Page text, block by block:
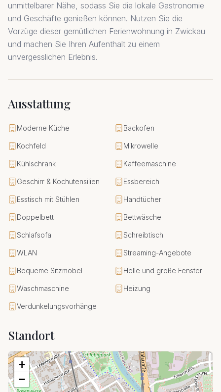
unmittelbarer Nähe, sodass Sie die lokale Gastronomie
und Geschäfte genießen können. Nutzen Sie die
Vorzüge dieser gemütlichen Ferienwohnung in Zwickau
und machen Sie Ihren Aufenthalt zu einem
unvergesslichen Erlebnis.
Ausstattung
Moderne Küche Backofen
Kochfeld Mikrowelle
Kühlschrank Kaffeemaschine
Geschirr & Kochutensilien Essbereich
Esstisch mit Stühlen Handtücher
Doppelbett Bettwäsche
Schlafsofa Schreibtisch
WLAN Streaming-Angebote
Bequeme Sitzmöbel Helle und große Fenster
Waschmaschine Heizung
Verdunkelungsvorhänge
Standort
+
−